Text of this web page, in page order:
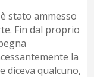
stato ammesso
Fin dal proprio
la
diceva qualcuno,